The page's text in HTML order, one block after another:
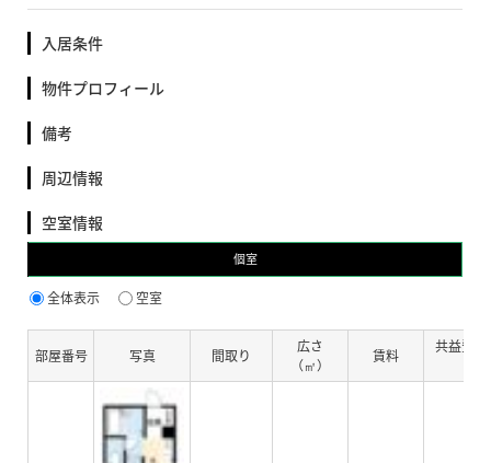
入居条件
物件プロフィール
備考
周辺情報
空室情報
個室
全体表示 空室
部屋番号 写真 間取り
広さ
（㎡）
賃料
共益費